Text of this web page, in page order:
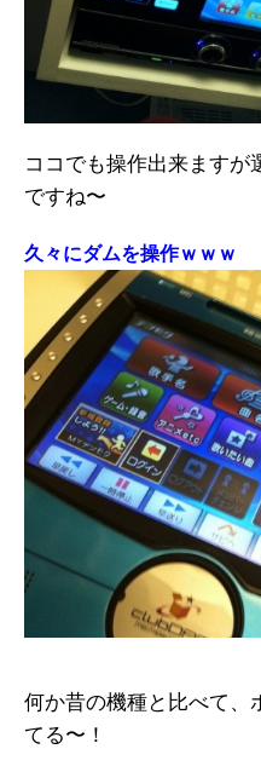
ココでも操作出来ますが
ですね〜
久々にダムを操作ｗｗｗ
何か昔の機種と比べて、
てる〜！